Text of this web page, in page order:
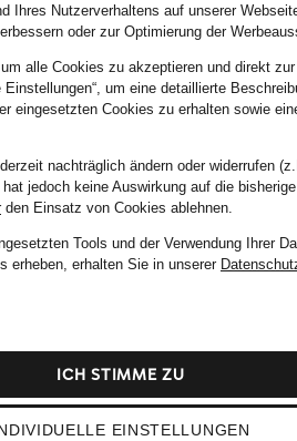
Ihres Nutzerverhaltens auf unserer
oder zur Optimierung der
alle Cookies zu akzeptieren und direkt
um eine detaillierte
eingesetzten Cookies zu erhalten sowie
nachträglich ändern oder widerrufen
jedoch keine Auswirkung auf die
den Einsatz von Cookies ablehnen.
Tools und der Verwendung Ihrer
erheben, erhalten Sie in unserer
EINSTELLUNGEN
ICH STIMME ZU